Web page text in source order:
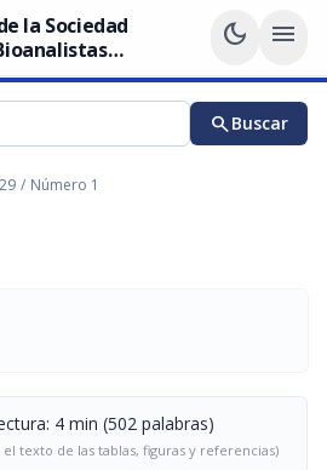
la Sociedad
dark_mode menu
searchBuscar
/ Número 1
4 min (502 palabras)
texto de las tablas, figuras y referencias)